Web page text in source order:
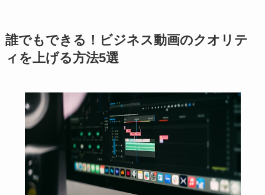
誰でもできる！ビジネス動画のクオリテ
ィを上げる方法5選